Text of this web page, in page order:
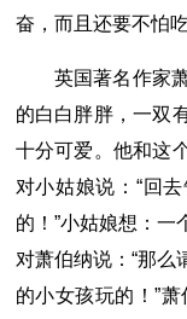
奋，而且还要不怕吃
英国著名作家
的白白胖胖，一双
十分可爱。他和这
对小姑娘说：“回
的！”小姑娘想：
对萧伯纳说：“那
的小女孩玩的！”